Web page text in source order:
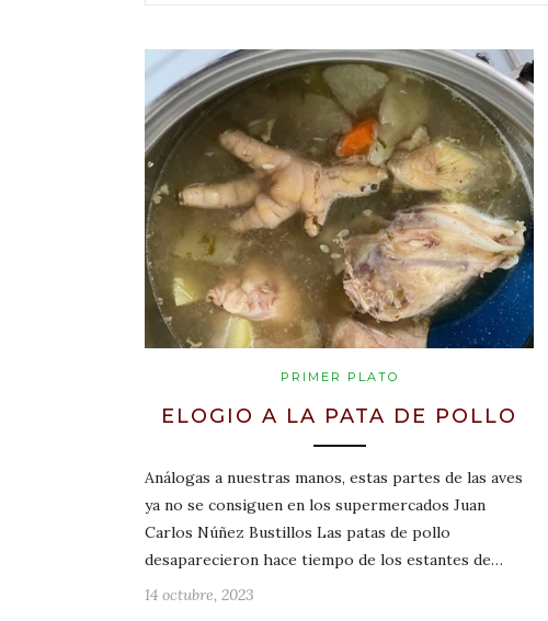
PRIMER PLATO
ELOGIO A LA PATA DE POLLO
Análogas a nuestras manos, estas partes de las aves
ya no se consiguen en los supermercados Juan
Carlos Núñez Bustillos Las patas de pollo
desaparecieron hace tiempo de los estantes de…
14 octubre, 2023